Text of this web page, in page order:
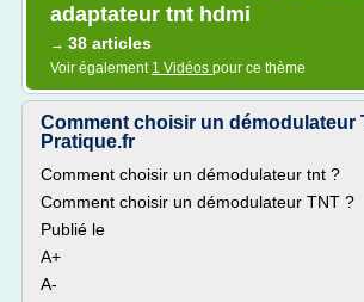
adaptateur tnt hdmi
→ 38 articles
Voir également 1 Vidéos pour ce thème
Comment choisir un démodulateur
Pratique.fr
Comment choisir un démodulateur tnt ?
Comment choisir un démodulateur TNT ?
Publié le
A+
A-